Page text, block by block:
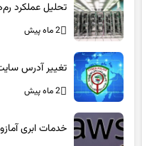
2 ماه پیش
2 ماه پیش
2 ماه پیش